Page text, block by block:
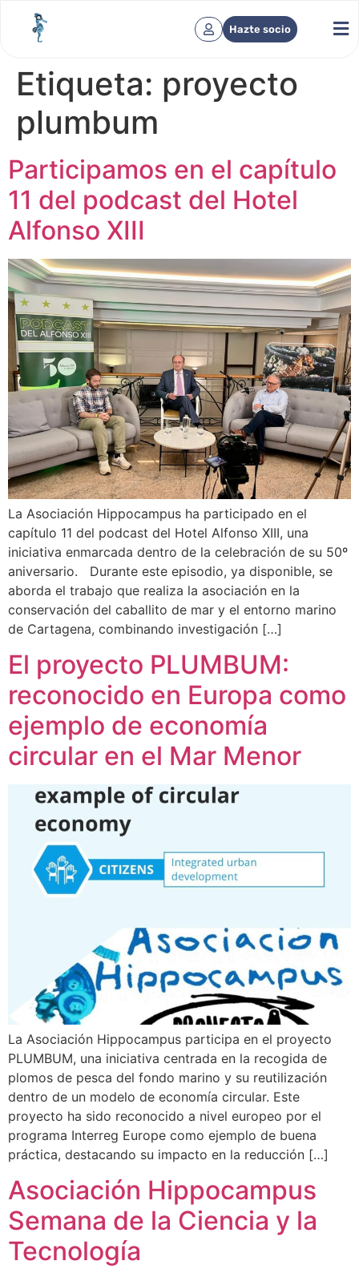
Hazte socio
Etiqueta: proyecto
plumbum
Participamos en el capítulo
11 del podcast del Hotel
Alfonso XIII
La Asociación Hippocampus ha participado en el
capítulo 11 del podcast del Hotel Alfonso XIII, una
iniciativa enmarcada dentro de la celebración de su 50º
aniversario. Durante este episodio, ya disponible, se
aborda el trabajo que realiza la asociación en la
conservación del caballito de mar y el entorno marino
de Cartagena, combinando investigación […]
El proyecto PLUMBUM:
reconocido en Europa como
ejemplo de economía
circular en el Mar Menor
La Asociación Hippocampus participa en el proyecto
PLUMBUM, una iniciativa centrada en la recogida de
plomos de pesca del fondo marino y su reutilización
dentro de un modelo de economía circular. Este
proyecto ha sido reconocido a nivel europeo por el
programa Interreg Europe como ejemplo de buena
práctica, destacando su impacto en la reducción […]
Asociación Hippocampus
Semana de la Ciencia y la
Tecnología